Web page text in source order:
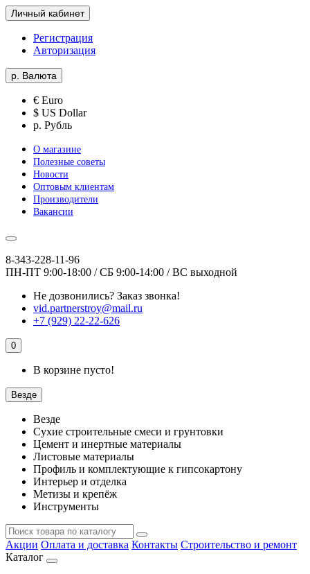
Личный кабинет
Регистрация
Авторизация
р. Валюта
€ Euro
$ US Dollar
р. Рубль
О магазине
Полезные советы
Новости
Оптовым клиентам
Производители
Вакансии
8-343-228-11-96
ПН-ПТ 9:00-18:00 / СБ 9:00-14:00 / ВС выходной
Не дозвонились? Заказ звонка!
vid.partnerstroy@mail.ru
+7 (929) 22-22-626
0
В корзине пусто!
Везде
Везде
Сухие строительные смеси и грунтовки
Цемент и инертные материалы
Листовые материалы
Профиль и комплектующие к гипсокартону
Интерьер и отделка
Метизы и крепёж
Инструменты
Акции Оплата и доставка Контакты Строительство и ремонт
Каталог